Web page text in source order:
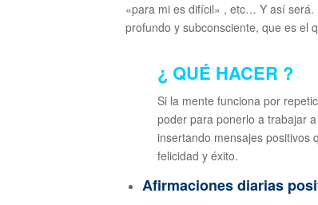
«para mi es difícil» , etc… Y así
profundo y subconsciente, que es el
¿ QUÉ HACER ?
Si la mente funciona por
poder para ponerlo a trabajar
insertando mensajes positivos
felicidad y éxito.
Afirmaciones diarias